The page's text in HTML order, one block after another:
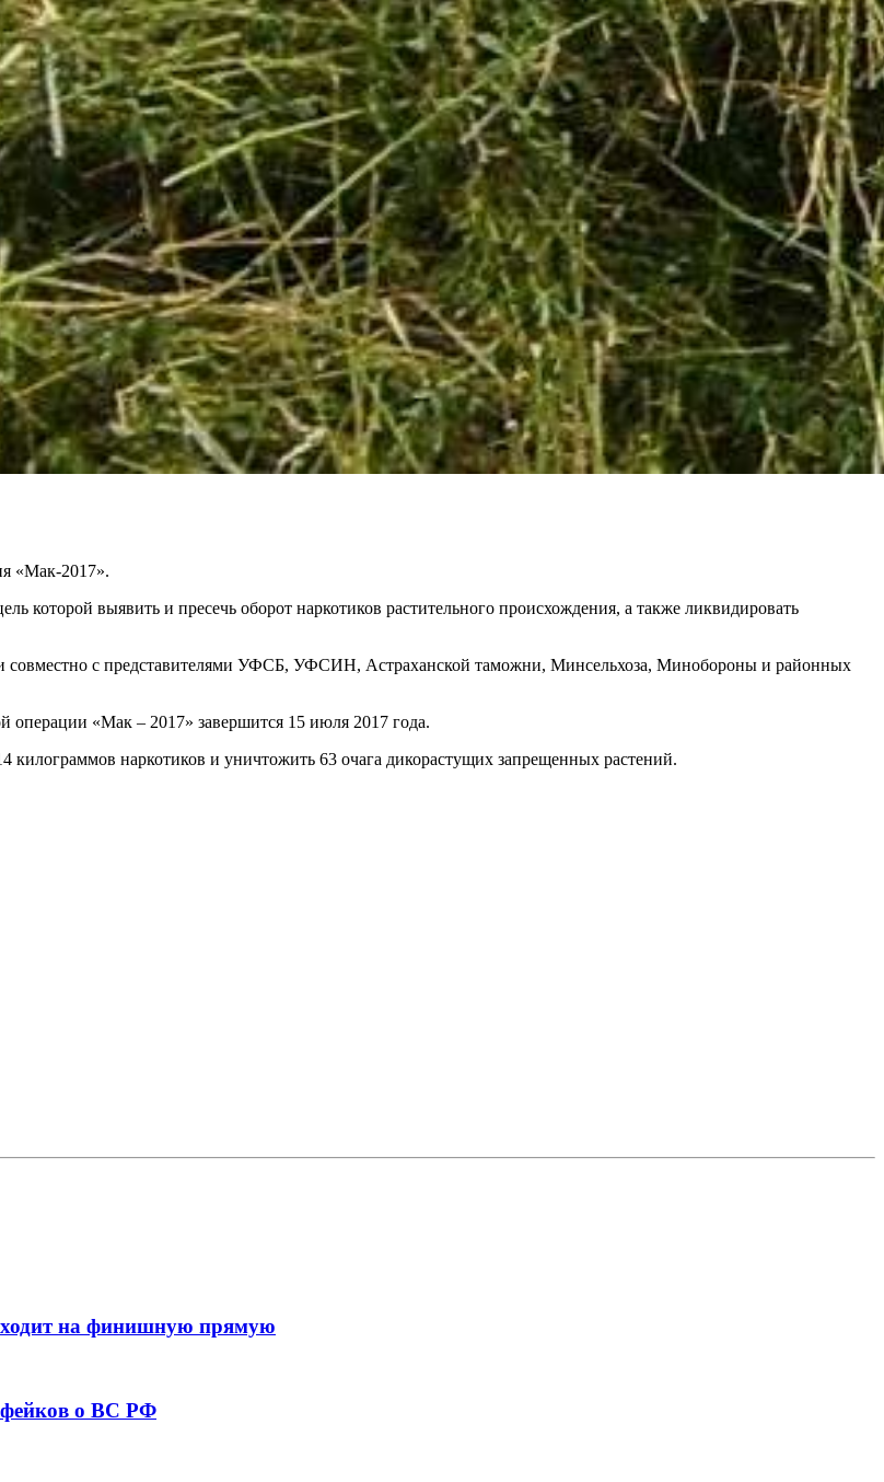
«Мак-2017».
которой выявить и пресечь оборот наркотиков растительного происхождения, а также ликвидировать
совместно с представителями УФСБ, УФСИН, Астраханской таможни, Минсельхоза, Минобороны и районных
операции «Мак – 2017» завершится 15 июля 2017 года.
наркотиков и уничтожить 63 очага дикорастущих запрещенных растений.
на финишную прямую
фейков о ВС РФ